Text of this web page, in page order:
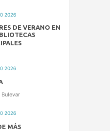
2026
DE VERANO EN
2026
Bulevar
2026
MÁS